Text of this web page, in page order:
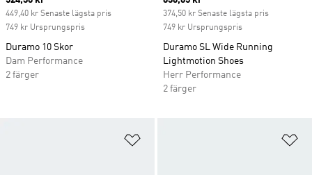
449,40 kr Senaste lägsta pris
749 kr Ursprungspris
Duramo 10 Skor
Dam Performance
2 färger
374,50 kr Senaste lägsta pris
749 kr Ursprungspris
Duramo SL Wide Running
Lightmotion Shoes
Herr Performance
2 färger